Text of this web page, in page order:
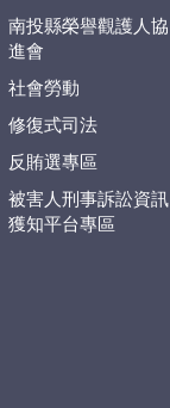
南投縣榮譽觀護人協
進會
社會勞動
修復式司法
反賄選專區
被害人刑事訴訟資訊
獲知平台專區